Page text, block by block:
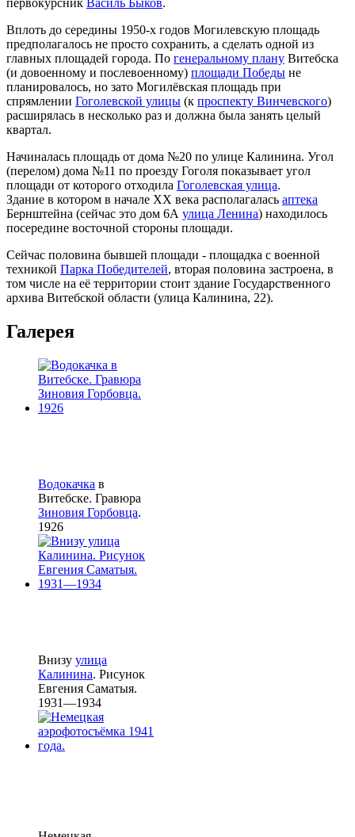
первокурсник Василь Быков.
Вплоть до середины 1950-х годов Могилевскую площадь
предполагалось не просто сохранить, а сделать одной из
главных площадей города. По генеральному плану Витебска
(и довоенному и послевоенному) площади Победы не
планировалось, но зато Могилёвская площадь при
спрямлении Гоголевской улицы (к проспекту Винчевского)
расширялась в несколько раз и должна была занять целый
квартал.
Начиналась площадь от дома №20 по улице Калинина. Угол
(перелом) дома №11 по проезду Гоголя показывает угол
площади от которого отходила Гоголевская улица.
Здание в котором в начале XX века располагалась аптека
Бернштейна (сейчас это дом 6А улица Ленина) находилось
посередине восточной стороны площади.
Сейчас половина бывшей площади - площадка с военной
техникой Парка Победителей, вторая половина застроена, в
том числе на её территории стоит здание Государственного
архива Витебской области (улица Калинина, 22).
Галерея
Водокачка в
Витебске. Гравюра
Зиновия Горбовца.
1926
Внизу улица
Калинина. Рисунок
Евгения Саматыя.
1931—1934